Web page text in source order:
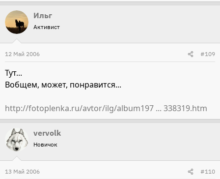
Ильг
Активист
12 Май 2006 #109
Тут...
Вобщем, может, понравится...
http://fotoplenka.ru/avtor/ilg/album197 ... 338319.htm
vervolk
Новичок
13 Май 2006 #110